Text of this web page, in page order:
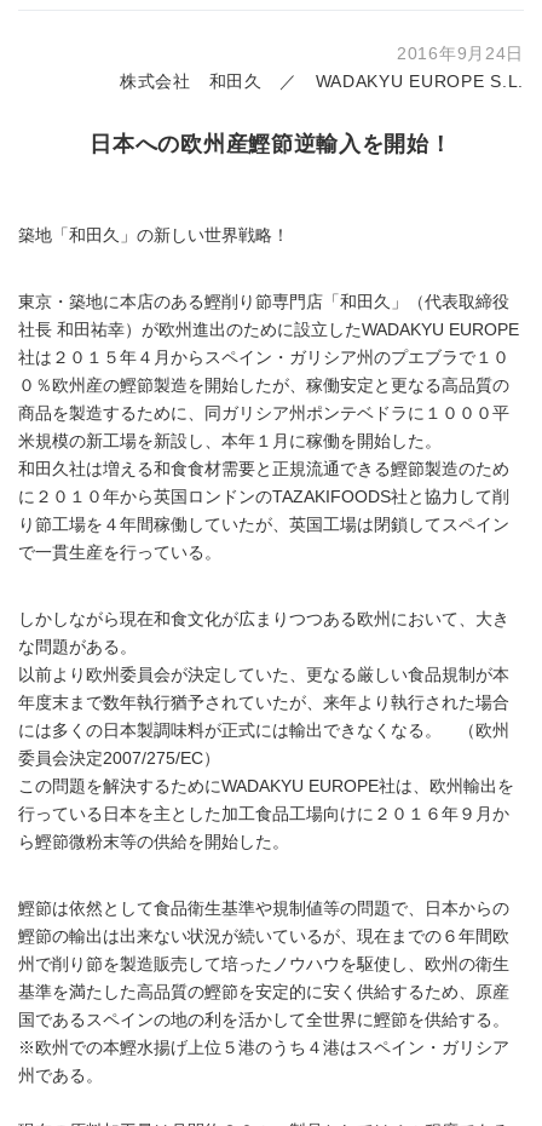
2016年9月24日
株式会社 和田久 ／ WADAKYU EUROPE S.L.
日本への欧州産鰹節逆輸入を開始！
築地「和田久」の新しい世界戦略！
東京・築地に本店のある鰹削り節専門店「和田久」（代表取締役
社長 和田祐幸）が欧州進出のために設立したWADAKYU EUROPE
社は２０１５年４月からスペイン・ガリシア州のプエブラで１０
０％欧州産の鰹節製造を開始したが、稼働安定と更なる高品質の
商品を製造するために、同ガリシア州ポンテベドラに１０００平
米規模の新工場を新設し、本年１月に稼働を開始した。
和田久社は増える和食食材需要と正規流通できる鰹節製造のため
に２０１０年から英国ロンドンのTAZAKIFOODS社と協力して削
り節工場を４年間稼働していたが、英国工場は閉鎖してスペイン
で一貫生産を行っている。
しかしながら現在和食文化が広まりつつある欧州において、大き
な問題がある。
以前より欧州委員会が決定していた、更なる厳しい食品規制が本
年度末まで数年執行猶予されていたが、来年より執行された場合
には多くの日本製調味料が正式には輸出できなくなる。 （欧州
委員会決定2007/275/EC）
この問題を解決するためにWADAKYU EUROPE社は、欧州輸出を
行っている日本を主とした加工食品工場向けに２０１６年９月か
ら鰹節微粉末等の供給を開始した。
鰹節は依然として食品衛生基準や規制値等の問題で、日本からの
鰹節の輸出は出来ない状況が続いているが、現在までの６年間欧
州で削り節を製造販売して培ったノウハウを駆使し、欧州の衛生
基準を満たした高品質の鰹節を安定的に安く供給するため、原産
国であるスペインの地の利を活かして全世界に鰹節を供給する。
※欧州での本鰹水揚げ上位５港のうち４港はスペイン・ガリシア
州である。